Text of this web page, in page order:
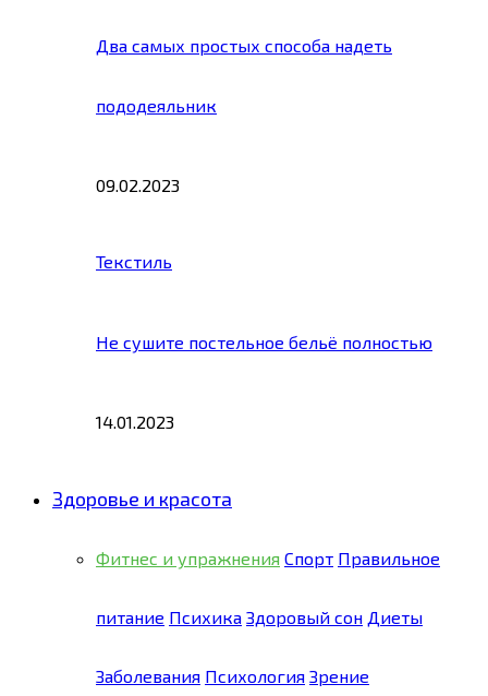
Два самых простых способа надеть
пододеяльник
09.02.2023
Текстиль
Не сушите постельное бельё полностью
14.01.2023
Здоровье и красота
Фитнес и упражнения Спорт Правильное
питание Психика Здоровый сон Диеты
Заболевания Психология Зрение